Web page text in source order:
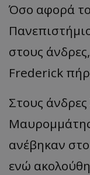
Όσο αφορά το
στους
Frederick
Στους
ανέβηκαν
ενώ